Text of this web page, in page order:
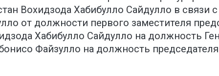
Вохидзода Хабибулло Сайдулло в связи
от должности первого заместителя
Хабибулло Сайдулло на должность
Файзулло на должность